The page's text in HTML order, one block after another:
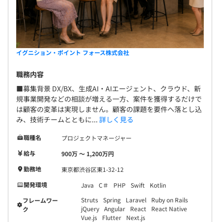
イグニション・ポイント フォース株式会社
職務内容
■募集背景 DX/BX、生成AI・AIエージェント、クラウド、新
規事業開発などの相談が増える一方、案件を獲得するだけで
は顧客の変革は実現しません。顧客の課題を要件へ落とし込
み、技術チームとともに... 詳しく見る
職種名
プロジェクトマネージャー
給与
900万 〜 1,200万円
勤務地
東京都渋谷区東1-32-12
開発環境
Java C＃ PHP Swift
Kotlin
フレームワー
ク
Struts Spring Laravel
Ruby on Rails
jQuery Angular React
React Native
Vue.js
Flutter Next.js